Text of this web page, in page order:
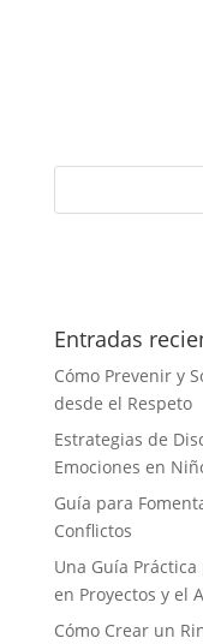
Entradas
Cómo Prevenir y
desde el Respeto
Estrategias de
Emociones en
Guía para
Conflictos
Una Guía
en Proyectos y el
Cómo Crear un